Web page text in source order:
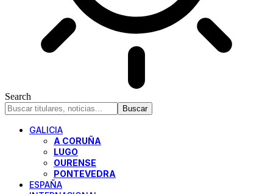
Search
GALICIA
A CORUÑA
LUGO
OURENSE
PONTEVEDRA
ESPAÑA